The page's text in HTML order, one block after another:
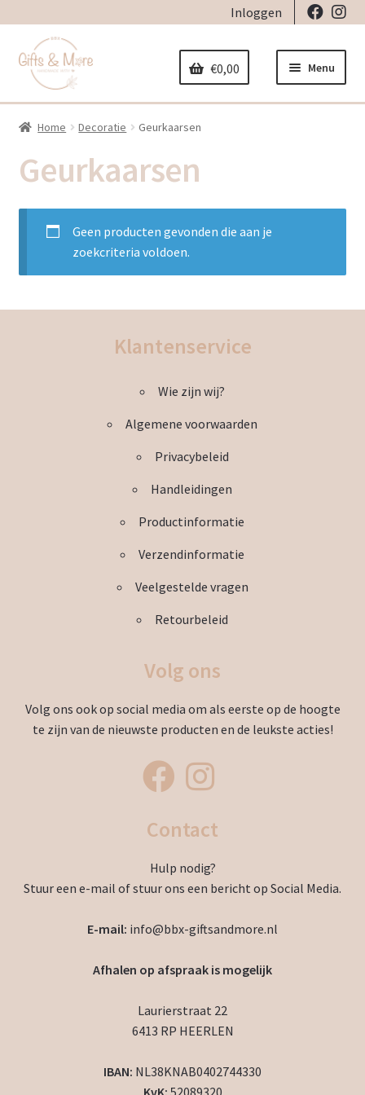
Inloggen
door
naar
navigatie
naar
inhoud
Menu
Strijkapplicaties
Tassen
€0,00
Home Decoratie Geurkaarsen
Geurkaarsen
Geen producten gevonden die aan je
zoekcriteria voldoen.
Klantenservice
Wie zijn wij?
Algemene voorwaarden
Privacybeleid
Handleidingen
Productinformatie
Verzendinformatie
Veelgestelde vragen
Retourbeleid
Volg ons
Volg ons ook op social media om als eerste op de hoogte
te zijn van de nieuwste producten en de leukste acties!
Contact
Hulp nodig?
Stuur een e-mail of stuur ons een bericht op Social Media.
E-mail: info@bbx-giftsandmore.nl
Afhalen op afspraak is mogelijk
Laurierstraat 22
6413 RP HEERLEN
IBAN: NL38KNAB0402744330
KvK: 52089320